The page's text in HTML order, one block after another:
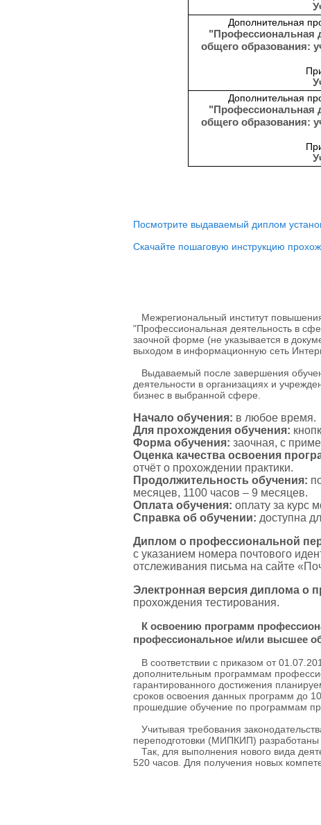
Дополнительная
"Профессиональная
общего образования:
Дополнительная
"Профессиональная
общего образования:
Посмотрите выдаваемый диплом
Скачайте пошаговую инструкцию
Межрегиональный институт
"Профессиональная деятельность в
заочной форме (не указывается в
выходом в информационную сеть
Выдаваемый после завершения
деятельности в организациях и
бизнес в выбранной сфере.
Начало обучения: в любое время.
Для прохождения обучения:
Форма обучения: заочная, с
Оценка качества освоения
отчёт о прохождении практики.
Продолжительность обучения:
месяцев, 1100 часов – 9 месяцев.
Оплата обучения: оплату за курс
Справка об обучении: доступна
Диплом о профессиональной
с указанием номера почтового
отслеживания письма на сайте
Электронная версия диплома о
прохождения тестирования.
К освоению программ
профессиональное и/или высшее
В соответствии с приказом от
дополнительным программам
гарантированного достижения
сроков освоения данных программ до
прошедшие обучение по программам
Учитывая требования
переподготовки (МИПКИП) разработаны
Так, для выполнения нового вида
520 часов. Для получения новых